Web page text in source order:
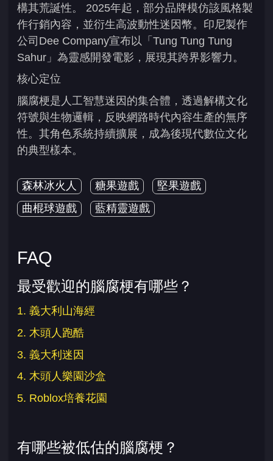
構其荒誕性。 2025年起，部分品牌模仿該風格製
作行銷內容，並衍生高波動性迷因幣。印尼製作
公司Dee Company宣布以「Tung Tung Tung
Sahur」為靈感開發電影，展現其跨界影響力。
核心定位
腦腐梗是人工智慧迷因的集合體，透過解構文化
符號與生物邏輯，反映網路時代內容生產的無序
性。其角色系統持續擴展，成為後現代數位文化
的典型樣本。
森林冰火人 糖果遊戲
堅果遊戲
曲棍球遊戲
藍精靈遊戲
FAQ
最受歡迎的腦腐梗有哪些？
1. 義大利山海經
2. 木頭人跑酷
3. 義大利迷因
4. 木頭人樂園沙盒
5. Roblox培養花園
有哪些被低估的腦腐梗？